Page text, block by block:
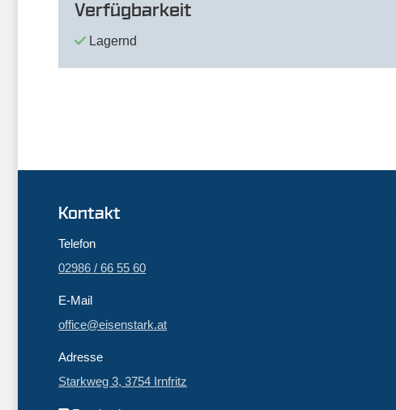
Verfügbarkeit
Lagernd
Kontakt
Telefon
02986 / 66 55 60
E-Mail
office@eisenstark.at
Adresse
Starkweg 3, 3754 Irnfritz